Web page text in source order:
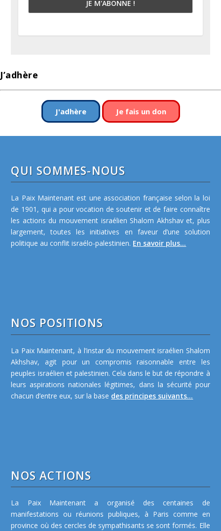
J’adhère
J'adhère Je fais un don
QUI SOMMES-NOUS
La Paix Maintenant est une association française selon la loi
de 1901, qui a pour vocation de soutenir et de faire connaître
les actions du mouvement israélien Shalom Akhshav et, plus
largement, toutes les initiatives en faveur d’une solution
politique au conflit israélo-palestinien. En savoir plus...
NOS POSITIONS
La Paix Maintenant, à l’instar du mouvement israélien Shalom
Akhshav, agit pour un compromis raisonnable entre les
peuples israélien et palestinien. Cela dans le but de répondre à
leurs aspirations nationales légitimes, dans la sécurité pour
chacun d’entre eux, sur la base des principes suivants...
NOS ACTIONS
La Paix Maintenant a organisé des centaines de
manifestations ou réunions publiques, à Paris comme en
province où des cercles de sympathisants se sont formés. Elle